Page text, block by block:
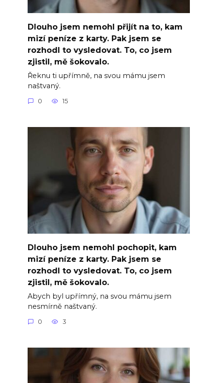
Dlouho jsem nemohl přijít na to, kam
mizí peníze z karty. Pak jsem se
rozhodl to vysledovat. To, co jsem
zjistil, mě šokovalo.
Řeknu ti upřímně, na svou mámu jsem
naštvaný.
0 15
Dlouho jsem nemohl pochopit, kam
mizí peníze z karty. Pak jsem se
rozhodl to vysledovat. To, co jsem
zjistil, mě šokovalo.
Abych byl upřímný, na svou mámu jsem
nesmírně naštvaný.
0 3